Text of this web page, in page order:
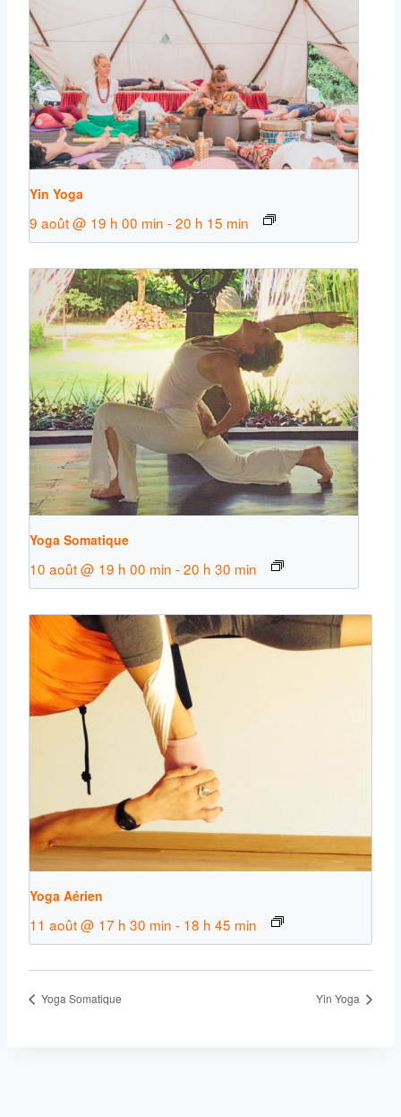
Yin Yoga
9 août @ 19 h 00 min -20 h 15 min
Yoga Somatique
10 août @ 19 h 00 min -20 h 30 min
Yoga Aérien
11 août @ 17 h 30 min - 18 h 45 min
Yoga Somatique Yin Yoga